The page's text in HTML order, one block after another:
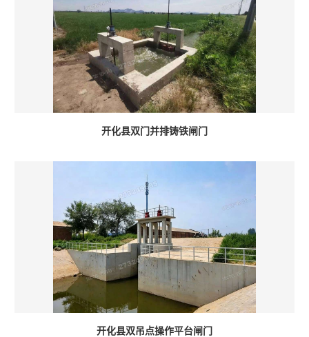
开化县双门并排铸铁闸门
开化县双吊点操作平台闸门